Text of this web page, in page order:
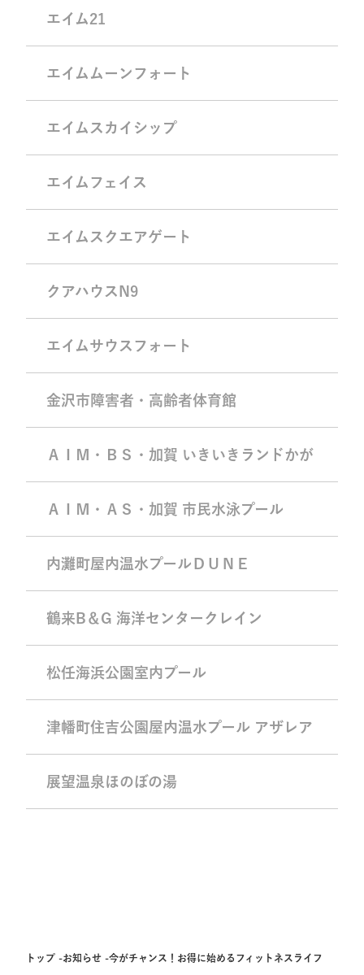
エイム21
エイムムーンフォート
エイムスカイシップ
エイムフェイス
エイムスクエアゲート
クアハウスN9
エイムサウスフォート
金沢市障害者・高齢者体育館
ＡＩＭ・ＢＳ・加賀 いきいきランドかが
ＡＩＭ・ＡＳ・加賀 市民水泳プール
内灘町屋内温水プールＤＵＮＥ
鶴来B＆G 海洋センタークレイン
松任海浜公園室内プール
津幡町住吉公園屋内温水プール アザレア
展望温泉ほのぼの湯
トップ お知らせ 今がチャンス！お得に始めるフィットネスライフ